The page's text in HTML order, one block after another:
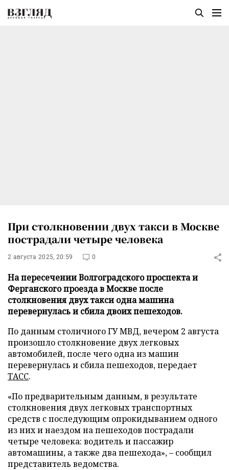
При столкновении двух такси в Москве
пострадали четыре человека
2 августа 2025, 20:59 0
На пересечении Волгоградского проспекта и
Ферганского проезда в Москве после
столкновения двух такси одна машина
перевернулась и сбила двоих пешеходов.
По данным столичного ГУ МВД, вечером 2 августа
произошло столкновение двух легковых
автомобилей, после чего одна из машин
перевернулась и сбила пешеходов, передает
ТАСС.
«По предварительным данным, в результате
столкновения двух легковых транспортных
средств с последующим опрокидыванием одного
из них и наездом на пешеходов пострадали
четыре человека: водитель и пассажир
автомашины, а также два пешехода», – сообщил
представитель ведомства.